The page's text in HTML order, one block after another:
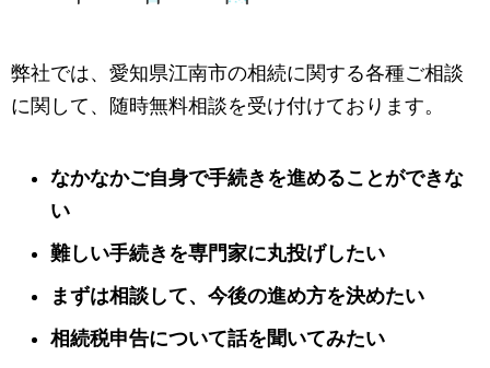
弊社では、愛知県江南市の相続に関する各種ご相談
に関して、随時無料相談を受け付けております。
なかなかご自身で手続きを進めることができな
い
難しい手続きを専門家に丸投げしたい
まずは相談して、今後の進め方を決めたい
相続税申告について話を聞いてみたい